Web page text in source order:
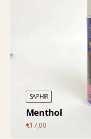
SAPHIR
Menthol
€17,00